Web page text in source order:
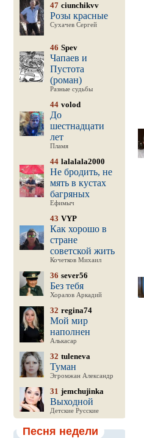
47 ciunchikvv
Розы красные
Сухачев Сергей
46 Spev
Чапаев и
Пустота
(роман)
Разные судьбы
44 volod
До
шестнадцати
лет
Пламя
44 lalalala2000
Не бродить, не
мять в кустах
багряных
Ефимыч
43 VYP
Как хорошо в
стране
советской жить
Кочетков Михаил
36 sever56
Без тебя
Хоралов Аркадий
32 regina74
Мой мир
наполнен
Алькасар
32 tuleneva
Туман
Эгромжан Александр
31 jemchujinka
Выходной
Детские Русские
Песня недели